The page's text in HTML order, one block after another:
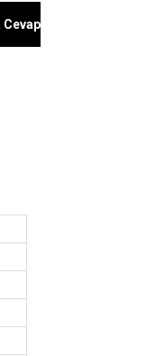
Cevap